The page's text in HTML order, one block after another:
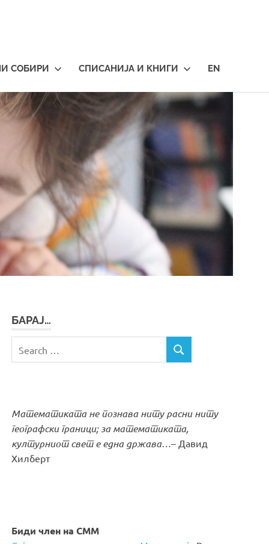
СОБИРИ СПИСАНИЈА И КНИГИ EN
БАРАЈ…
for:
SEARCH
Математиката не познава ниту расни ниту
географски граници; за математиката,
културниот свет е една држава…– Давид
Хилберт
Биди член на СММ